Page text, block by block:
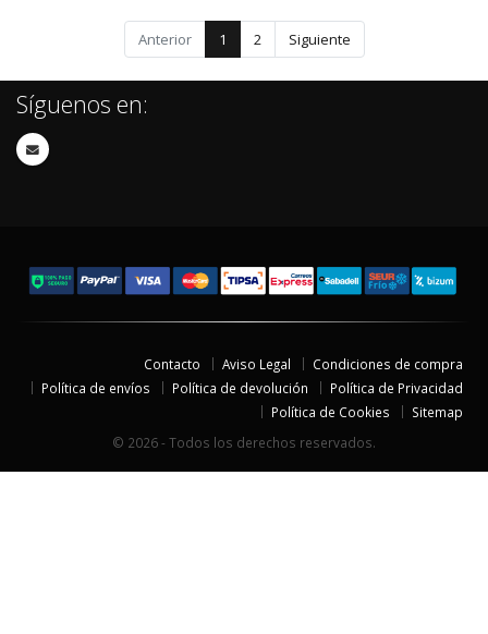
Anterior 1 2 Siguiente
Síguenos en:
Contacto Aviso Legal
Condiciones de compra
Política de envíos
Política de devolución
Política de Privacidad
Política de Cookies
Sitemap
© 2026 - Todos los derechos reservados.